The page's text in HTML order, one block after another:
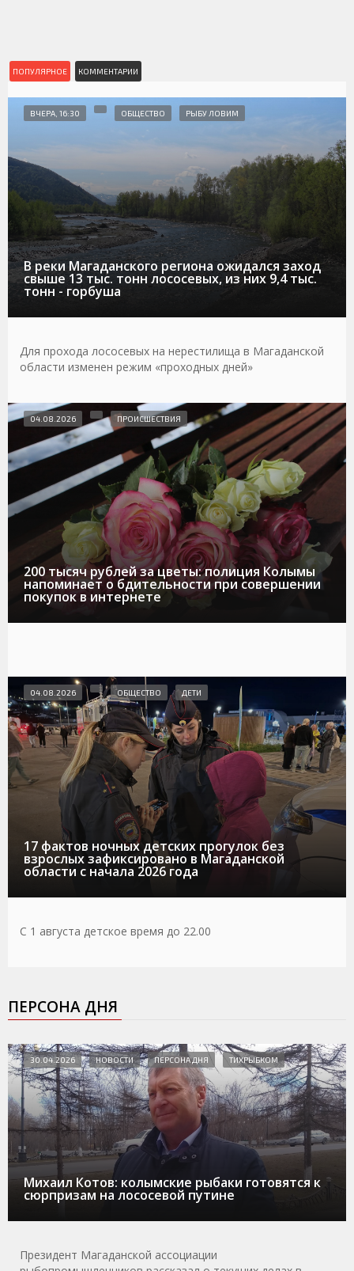
ПОПУЛЯРНОЕ КОММЕНТАРИИ
В реки Магаданского региона ожидался заход
свыше 13 тыс. тонн лососевых, из них 9,4 тыс.
тонн - горбуша
ВЧЕРА, 16:30 ОБЩЕСТВО РЫБУ ЛОВИМ
Для прохода лососевых на нерестилища в Магаданской
области изменен режим «проходных дней»
200 тысяч рублей за цветы: полиция Колымы
напоминает о бдительности при совершении
покупок в интернете
04.08.2026 ПРОИСШЕСТВИЯ
17 фактов ночных детских прогулок без
взрослых зафиксировано в Магаданской
области с начала 2026 года
04.08.2026 ОБЩЕСТВО ДЕТИ
С 1 августа детское время до 22.00
ПЕРСОНА ДНЯ
Михаил Котов: колымские рыбаки готовятся к
сюрпризам на лососевой путине
30.04.2026 НОВОСТИ ПЕРСОНА ДНЯ ТИХРЫБКОМ
Президент Магаданской ассоциации